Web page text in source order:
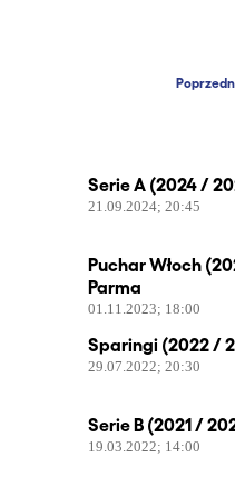
Serie A (2024 /
21.09.2024; 20:45
Puchar Włoch
Parma
01.11.2023; 18:00
Sparingi (2022 /
29.07.2022; 20:30
Serie B (2021 /
19.03.2022; 14:00